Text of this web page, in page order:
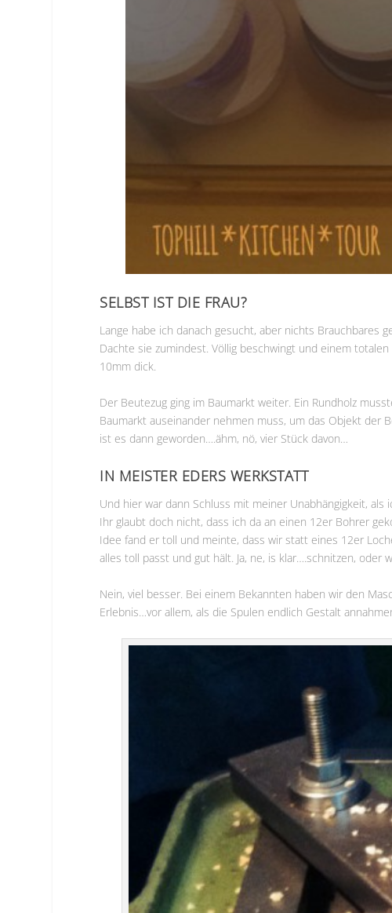
SELBST IST DIE FRAU?
Lange habe ich danach gesucht, aber nichts Brauchbares
Dachte sie zumindest. Völlig beschwingt und einem
10mm dick.
Der Beutezug ging im Baumarkt weiter. Ein Rundholz
Baumarkt auseinander nehmen muss, um das Objekt der
ist es dann geworden….ähm, nö, vier Stück davon…
IN MEISTER EDERS WERKSTATT
Und hier war dann Schluss mit meiner Unabhängigkeit,
Ihr glaubt doch nicht, dass ich da an einen 12er Bohrer
Idee fand er toll und meinte, dass wir statt eines 12er
alles toll passt und gut hält. Ja, ne, is klar….schnitzen, oder
Nein, viel besser. Bei einem Bekannten haben wir den
Erlebnis…vor allem, als die Spulen endlich Gestalt